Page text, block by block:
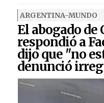
ARGENTINA-MUNDO
El abogado de
respondió a
dijo que "no
denunció